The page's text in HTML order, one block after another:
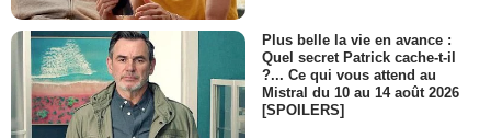
Plus belle la vie en avance :
Quel secret Patrick cache-t-il
?... Ce qui vous attend au
Mistral du 10 au 14 août 2026
[SPOILERS]